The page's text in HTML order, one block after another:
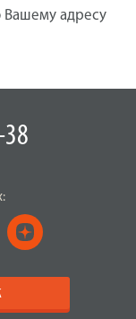
Вашему адресу